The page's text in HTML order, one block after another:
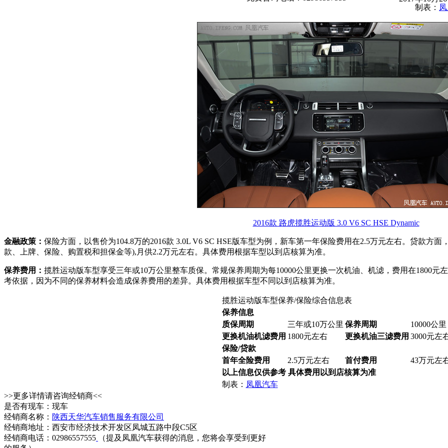
制表：
2016款 路虎揽胜运动版 3.0 V6 SC HSE Dynamic
金融政策： 保险方面，以售价为104.8万的2016款 3.0L V6 SC HSE版车型为例，新车第一年保险费用在2.5万元左右。贷款方
款、上牌、保险、购置税和担保金等),月供2.2万元左右。具体费用根据车型以到店核算为准。
保养费用： 揽胜运动版车型享受三年或10万公里整车质保。常规保养周期为每10000公里更换一次机油、机滤，费用在1800元
考依据，因为不同的保养材料会造成保养费用的差异。具体费用根据车型不同以到店核算为准。
揽胜运动版车型保养/保险综合信息表
保养信息
质保周期
三年或10万公里 保养周期
10000公里
更换机油机滤费用 1800元左右 更换机油三滤费用 3000元左
保险/贷款
首年全险费用
2.5万元左右 首付费用
43万元左
以上信息仅供参考 具体费用以到店核算为准
制表： 凤凰汽车
>>更多详情请咨询经销商<<
是否有现车：现车
经销商名称： 陕西天华汽车销售服务有限公司
经销商地址：西安市经济技术开发区凤城五路中段C5区
经销商电话：02986557555
（提及凤凰汽车获得的消息，您将会享受到更好